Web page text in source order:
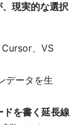
、現実的な選択
、VS
データを生
ドを書く延長線